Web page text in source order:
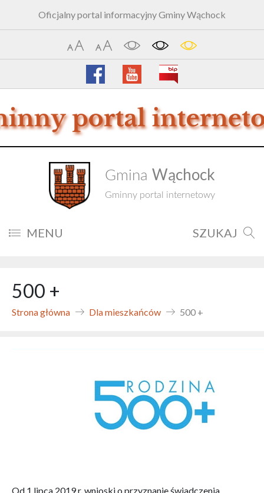
Oficjalny portal informacyjny Gminy Wąchock
Gmina Wąchock
Gminny portal internetowy
MENU SZUKAJ
500 +
Strona główna Dla mieszkańców 500 +
Od 1 lipca 2019 r. wnioski o przyznanie świadczenia